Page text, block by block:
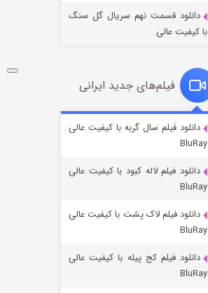
شوگر فصل ۲
قسمت
دانلود قسمت نهم سریال گل سنگ
با کیفیت عالی
فیلم‌های جدید ایرانی
دانلود فیلم سال گربه با کیفیت عالی
BluRay
دانلود فیلم لاله کبود با کیفیت عالی
BluRay
دانلود فیلم لاک پشت با کیفیت عالی
BluRay
دانلود فیلم کج‌ پیله با کیفیت عالی
BluRay